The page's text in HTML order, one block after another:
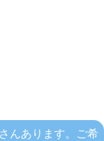
んあります。ご希